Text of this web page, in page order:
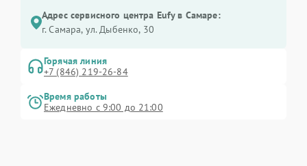
Адрес сервисного центра Eufy в Самаре:
г. Самара, ул. Дыбенко, 30
Горячая линия
+7 (846) 219-26-84
Время работы
Ежедневно с 9:00 до 21:00